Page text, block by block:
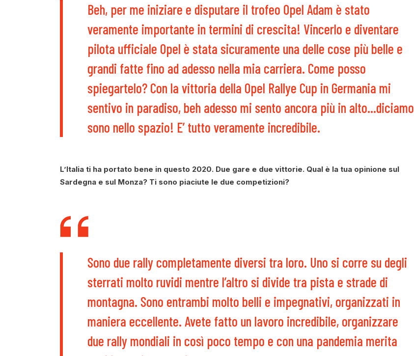
Beh, per me iniziare e disputare il trofeo Opel Adam è stato
veramente importante in termini di crescita! Vincerlo e diventare
pilota ufficiale Opel è stata sicuramente una delle cose più belle e
grandi fatte fino ad adesso nella mia carriera. Come posso
spiegartelo? Con la vittoria della Opel Rallye Cup in Germania mi
sentivo in paradiso, beh adesso mi sento ancora più in alto…diciamo
sono nello spazio! E’ tutto veramente incredibile.
L’Italia ti ha portato bene in questo 2020. Due gare e due vittorie. Qual è la tua opinione sul
Sardegna e sul Monza? Ti sono piaciute le due competizioni?
Sono due rally completamente diversi tra loro. Uno si corre su degli
sterrati molto ruvidi mentre l’altro si divide tra pista e strade di
montagna. Sono entrambi molto belli e impegnativi, organizzati in
maniera eccellente. Avete fatto un lavoro incredibile, organizzare
due rally mondiali in così poco tempo e con una pandemia merita